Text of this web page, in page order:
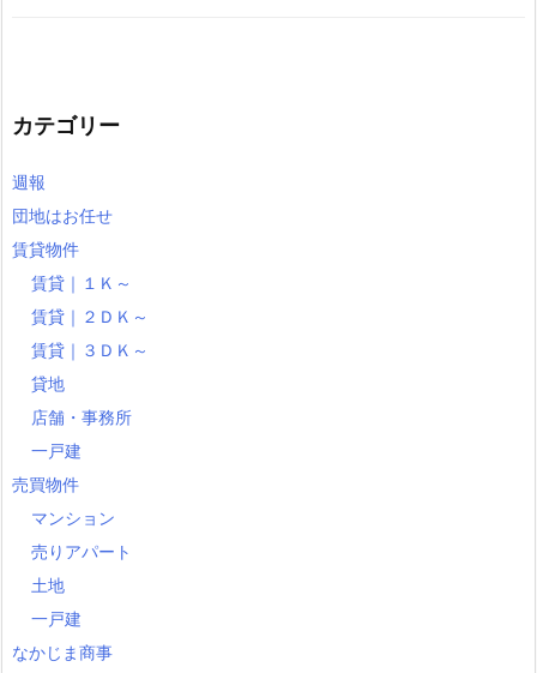
カテゴリー
週報
団地はお任せ
賃貸物件
賃貸｜１Ｋ～
賃貸｜２ＤＫ～
賃貸｜３ＤＫ～
貸地
店舗・事務所
一戸建
売買物件
マンション
売りアパート
土地
一戸建
なかじま商事